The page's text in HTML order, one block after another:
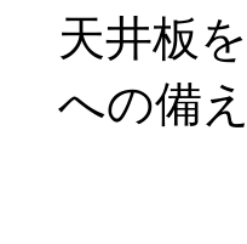
天井板
への備